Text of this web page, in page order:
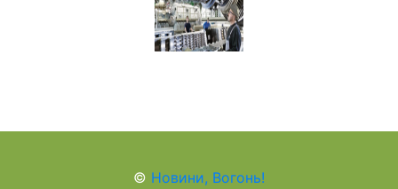
© Новини, Вогонь!